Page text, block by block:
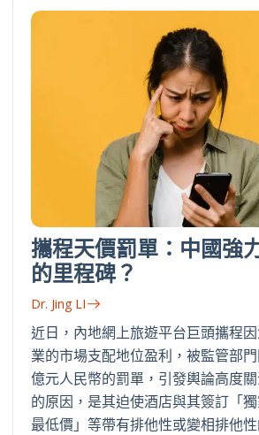
攜程天價罰單：中國強
的里程碑？
Dr. Jing LI
近日，內地網上旅遊平台巨頭攜程
業的市場支配地位盈利，被監管部
億元人民幣的罰單，引發輿論高度
的原因，是其迫使酒店與其簽訂「
最低價」等帶有排他性或變相排他